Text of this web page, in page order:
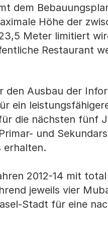
dem
Höhe der
Meter limitiert
Restaurant
den Ausbau der
ein
die nächsten fünf
und
erhalten.
2012-14 mit total
jeweils vier
Stadt für eine